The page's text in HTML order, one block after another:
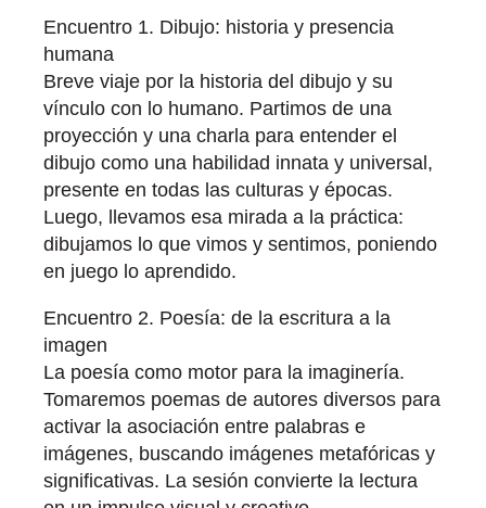
Encuentro 1. Dibujo: historia y presencia
humana
Breve viaje por la historia del dibujo y su
vínculo con lo humano. Partimos de una
proyección y una charla para entender el
dibujo como una habilidad innata y universal,
presente en todas las culturas y épocas.
Luego, llevamos esa mirada a la práctica:
dibujamos lo que vimos y sentimos, poniendo
en juego lo aprendido.
Encuentro 2. Poesía: de la escritura a la
imagen
La poesía como motor para la imaginería.
Tomaremos poemas de autores diversos para
activar la asociación entre palabras e
imágenes, buscando imágenes metafóricas y
significativas. La sesión convierte la lectura